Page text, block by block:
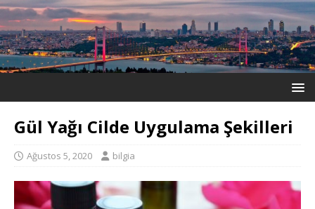
Gül Yağı Cilde Uygulama Şekilleri
Ağustos 5, 2020 bilgia